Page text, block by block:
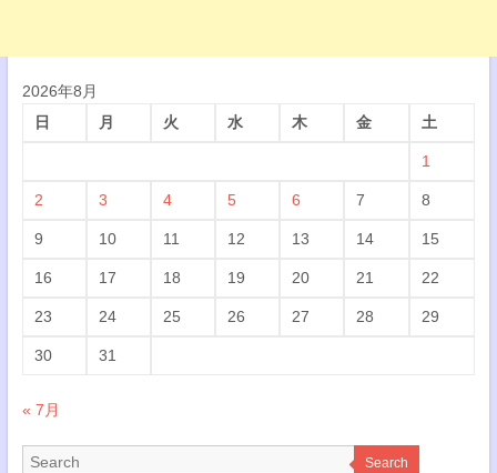
2026年8月
日
月 火 水 木 金 土
1
2 3 4 5 6 7 8
9 10 11 12 13 14 15
16 17 18 19 20 21 22
23 24 25 26 27 28 29
30 31
« 7月
Search